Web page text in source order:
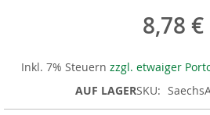
8,78 €
Inkl. 7% Steuern zzgl. etwaiger
AUF LAGERSKU